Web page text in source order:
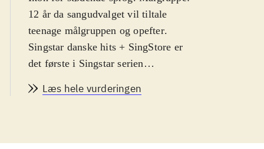
12 år da sangudvalget vil tiltale
teenage målgruppen og opefter.
Singstar danske hits + SingStore er
det første i Singstar serien
med på primært ny-klassikere af
hits af fx Cut n' Move og Poul Krebs
Læs hele vurderingen